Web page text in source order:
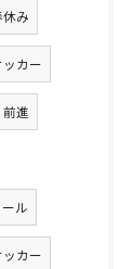
み
カー
前進
ル
カー